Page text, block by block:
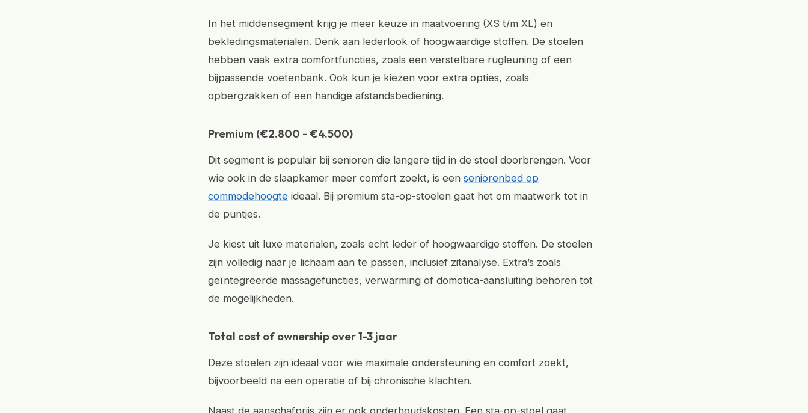
In het middensegment krijg je meer keuze in maatvoering (XS t/m XL) en
bekledingsmaterialen. Denk aan lederlook of hoogwaardige stoffen. De stoelen
hebben vaak extra comfortfuncties, zoals een verstelbare rugleuning of een
bijpassende voetenbank. Ook kun je kiezen voor extra opties, zoals
opbergzakken of een handige afstandsbediening.
Premium (€2.800 - €4.500)
Dit segment is populair bij senioren die langere tijd in de stoel doorbrengen. Voor
wie ook in de slaapkamer meer comfort zoekt, is een seniorenbed op
commodehoogte ideaal. Bij premium sta-op-stoelen gaat het om maatwerk tot in
de puntjes.
Je kiest uit luxe materialen, zoals echt leder of hoogwaardige stoffen. De stoelen
zijn volledig naar je lichaam aan te passen, inclusief zitanalyse. Extra’s zoals
geïntegreerde massagefuncties, verwarming of domotica-aansluiting behoren tot
de mogelijkheden.
Total cost of ownership over 1-3 jaar
Deze stoelen zijn ideaal voor wie maximale ondersteuning en comfort zoekt,
bijvoorbeeld na een operatie of bij chronische klachten.
Naast de aanschafprijs zijn er ook onderhoudskosten. Een sta-op-stoel gaat